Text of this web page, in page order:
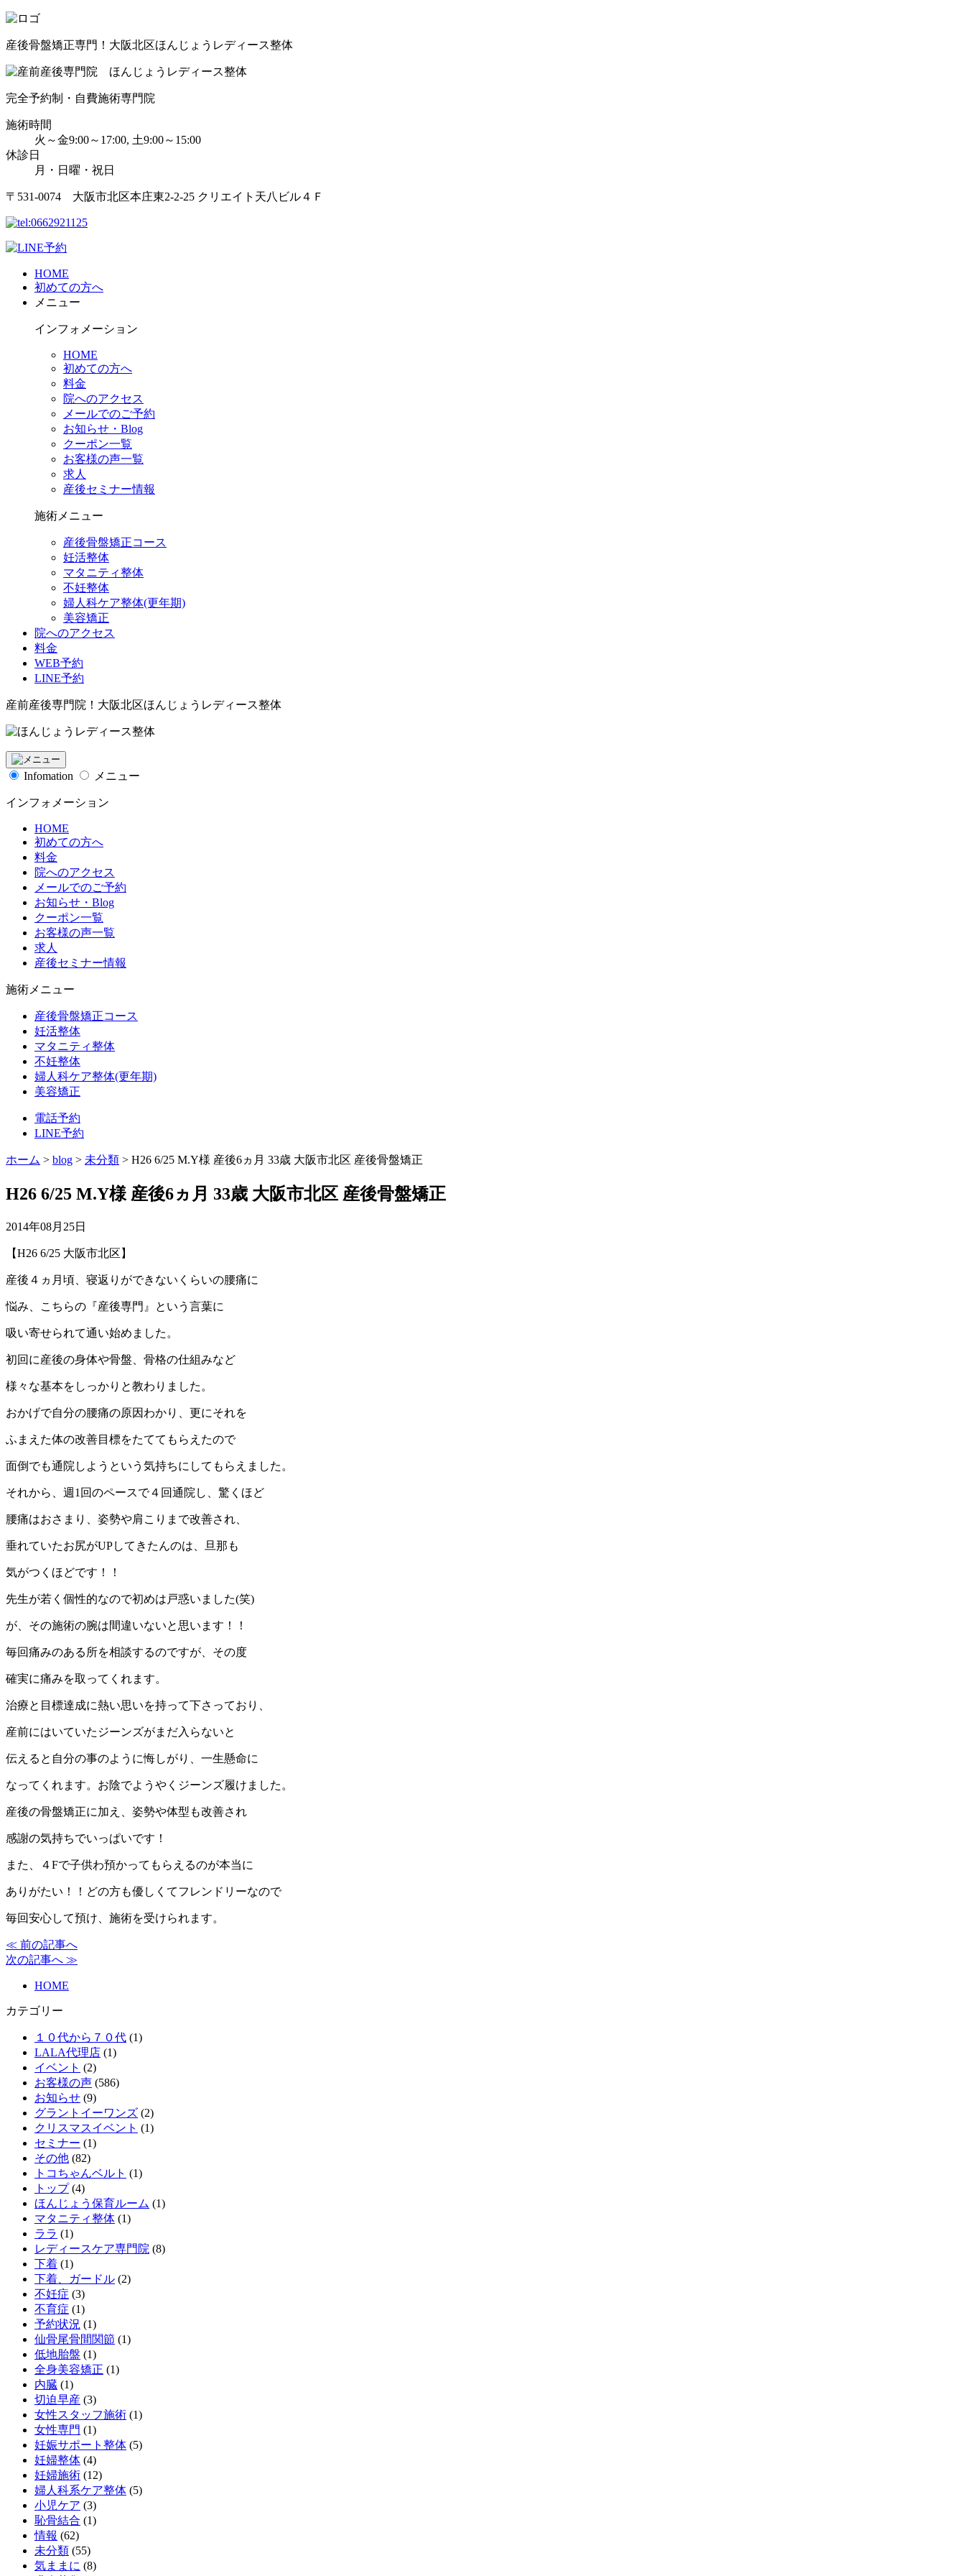
産後骨盤矯正専門！大阪北区ほんじょうレディース整体
完全予約制・自費施術専門院
施術時間
火～金9:00～17:00, 土9:00～15:00
休診日
月・日曜・祝日
〒531-0074 大阪市北区本庄東2-2-25 クリエイト天八ビル４Ｆ
HOME
初めての方へ
メニュー
インフォメーション
HOME
初めての方へ
料金
院へのアクセス
メールでのご予約
お知らせ・Blog
クーポン一覧
お客様の声一覧
求人
産後セミナー情報
施術メニュー
産後骨盤矯正コース
妊活整体
マタニティ整体
不妊整体
婦人科ケア整体(更年期)
美容矯正
院へのアクセス
料金
WEB予約
LINE予約
産前産後専門院！大阪北区ほんじょうレディース整体
Infomation メニュー
インフォメーション
HOME
初めての方へ
料金
院へのアクセス
メールでのご予約
お知らせ・Blog
クーポン一覧
お客様の声一覧
求人
産後セミナー情報
施術メニュー
産後骨盤矯正コース
妊活整体
マタニティ整体
不妊整体
婦人科ケア整体(更年期)
美容矯正
電話予約
LINE予約
ホーム > blog > 未分類 > H26 6/25 M.Y様 産後6ヵ月 33歳 大阪市北区 産後骨盤矯正
H26 6/25 M.Y様 産後6ヵ月 33歳 大阪市北区 産後骨盤矯正
2014年08月25日
【H26 6/25 大阪市北区】
産後４ヵ月頃、寝返りができないくらいの腰痛に
悩み、こちらの『産後専門』という言葉に
吸い寄せられて通い始めました。
初回に産後の身体や骨盤、骨格の仕組みなど
様々な基本をしっかりと教わりました。
おかげで自分の腰痛の原因わかり、更にそれを
ふまえた体の改善目標をたててもらえたので
面倒でも通院しようという気持ちにしてもらえました。
それから、週1回のペースで４回通院し、驚くほど
腰痛はおさまり、姿勢や肩こりまで改善され、
垂れていたお尻がUPしてきたんのは、旦那も
気がつくほどです！！
先生が若く個性的なので初めは戸惑いました(笑)
が、その施術の腕は間違いないと思います！！
毎回痛みのある所を相談するのですが、その度
確実に痛みを取ってくれます。
治療と目標達成に熱い思いを持って下さっており、
産前にはいていたジーンズがまだ入らないと
伝えると自分の事のように悔しがり、一生懸命に
なってくれます。お陰でようやくジーンズ履けました。
産後の骨盤矯正に加え、姿勢や体型も改善され
感謝の気持ちでいっぱいです！
また、４Fで子供わ預かってもらえるのが本当に
ありがたい！！どの方も優しくてフレンドリーなので
毎回安心して預け、施術を受けられます。
≪ 前の記事へ
次の記事へ ≫
HOME
カテゴリー
１０代から７０代 (1)
LALA代理店 (1)
イベント (2)
お客様の声 (586)
お知らせ (9)
グラントイーワンズ (2)
クリスマスイベント (1)
セミナー (1)
その他 (82)
トコちゃんベルト (1)
トップ(4)
ほんじょう保育ルーム (1)
マタニティ整体 (1)
ララ (1)
レディースケア専門院 (8)
下着 (1)
下着、ガードル (2)
不妊症 (3)
不育症 (1)
予約状況 (1)
仙骨尾骨間関節 (1)
低地胎盤 (1)
全身美容矯正 (1)
内臓 (1)
切迫早産 (3)
女性スタッフ施術 (1)
女性専門 (1)
妊娠サポート整体 (5)
妊婦整体 (4)
妊婦施術 (12)
婦人科系ケア整体 (5)
小児ケア (3)
恥骨結合 (1)
情報 (62)
未分類 (55)
気ままに (8)